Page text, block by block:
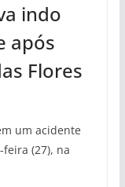
indo
após
Flores
um acidente
(27), na